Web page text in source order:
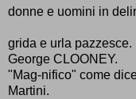
donne e uomini in
grida e urla
George CLOONEY.
"Mag-nifico" come
Martini.